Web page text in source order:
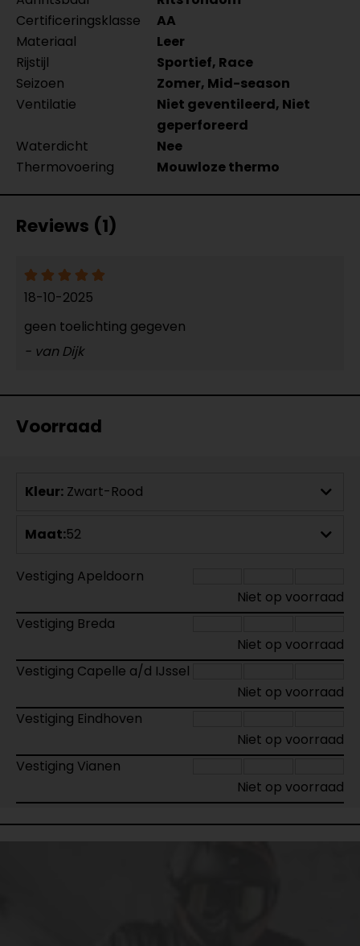
Certificeringsklasse
AA
Materiaal
Leer
Rijstijl
Sportief, Race
Seizoen
Zomer, Mid-season
Ventilatie
Niet geventileerd, Niet
geperforeerd
Waterdicht
Nee
Thermovoering
Mouwloze thermo
Reviews (1)
18-10-2025
geen toelichting gegeven
- van Dijk
Voorraad
Kleur: Zwart-Rood
Maat:52
Vestiging Apeldoorn
Niet op voorraad
Vestiging Breda
Niet op voorraad
Vestiging Capelle a/d IJssel
Niet op voorraad
Vestiging Eindhoven
Niet op voorraad
Vestiging Vianen
Niet op voorraad